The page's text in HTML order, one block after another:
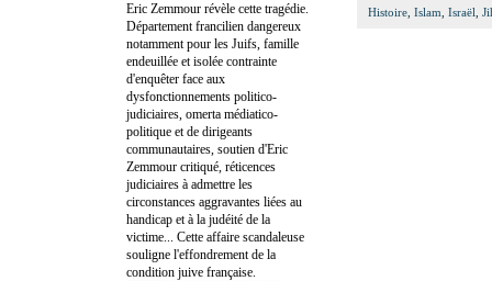
Histoire Islam Israël
Eric Zemmour révèle cette tragédie.
Département francilien dangereux
notamment pour les Juifs, famille
endeuillée et isolée contrainte
d'enquêter face aux
dysfonctionnements politico-
judiciaires, omerta médiatico-
politique et de dirigeants
communautaires, soutien d'Eric
Zemmour critiqué, réticences
judiciaires à admettre les
circonstances aggravantes liées au
handicap et à la judéité de la
victime... Cette affaire scandaleuse
souligne l'effondrement de la
condition juive française.